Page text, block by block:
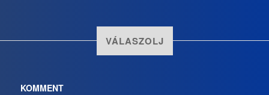
VÁLASZOLJ
KOMMENT